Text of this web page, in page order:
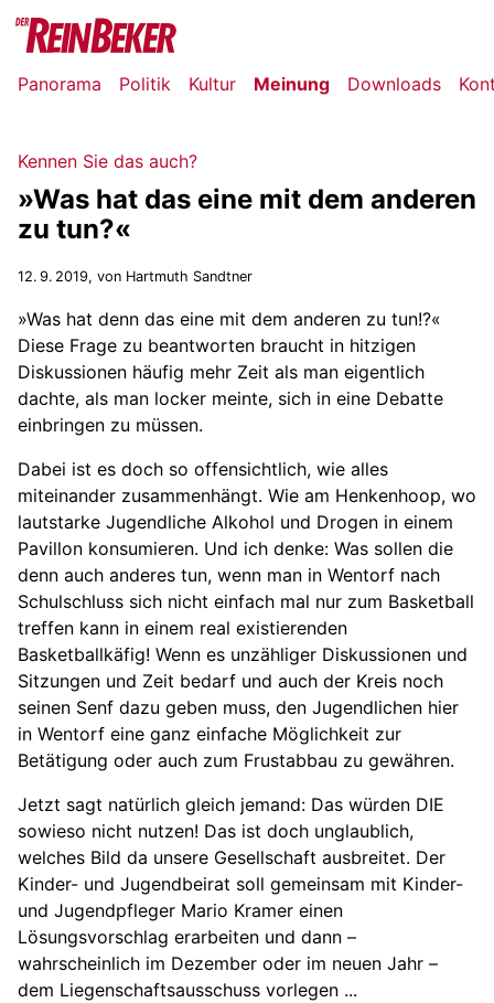
Panorama Politik Kultur Meinung Downloads
Kennen Sie das auch?
»Was hat das eine mit dem anderen
zu tun?«
12. 9. 2019, von Hartmuth Sandtner
»Was hat denn das eine mit dem anderen zu tun!?«
Diese Frage zu beantworten braucht in hitzigen
Diskussionen häufig mehr Zeit als man eigentlich
dachte, als man locker meinte, sich in eine Debatte
einbringen zu müssen.
Dabei ist es doch so offensichtlich, wie alles
miteinander zusammenhängt. Wie am Henkenhoop, wo
lautstarke Jugendliche Alkohol und Drogen in einem
Pavillon konsumieren. Und ich denke: Was sollen die
denn auch anderes tun, wenn man in Wentorf nach
Schulschluss sich nicht einfach mal nur zum Basketball
treffen kann in einem real existierenden
Basketballkäfig! Wenn es unzähliger Diskussionen und
Sitzungen und Zeit bedarf und auch der Kreis noch
seinen Senf dazu geben muss, den Jugendlichen hier
in Wentorf eine ganz einfache Möglichkeit zur
Betätigung oder auch zum Frustabbau zu gewähren.
Jetzt sagt natürlich gleich jemand: Das würden DIE
sowieso nicht nutzen! Das ist doch unglaublich,
welches Bild da unsere Gesellschaft ausbreitet. Der
Kinder- und Jugendbeirat soll gemeinsam mit Kinder-
und Jugendpfleger Mario Kramer einen
Lösungsvorschlag erarbeiten und dann –
wahrscheinlich im Dezember oder im neuen Jahr –
dem Liegenschaftsausschuss vorlegen ...